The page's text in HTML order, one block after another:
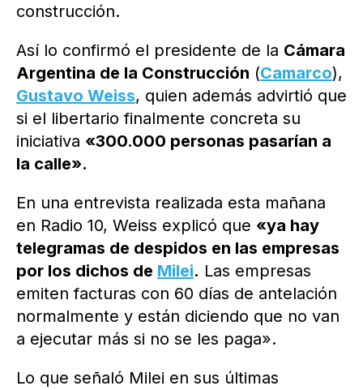
construcción.
Así lo confirmó el presidente de la Cámara
Argentina de la Construcción (Camarco),
Gustavo Weiss, quien además advirtió que
si el libertario finalmente concreta su
iniciativa «300.000 personas pasarían a
la calle».
En una entrevista realizada esta mañana
en Radio 10, Weiss explicó que «ya hay
telegramas de despidos en las empresas
por los dichos de Milei. Las empresas
emiten facturas con 60 días de antelación
normalmente y están diciendo que no van
a ejecutar más si no se les paga».
Lo que señaló Milei en sus últimas